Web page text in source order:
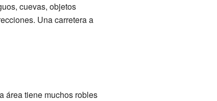
cuevas, objetos
Una carretera a
área tiene muchos robles